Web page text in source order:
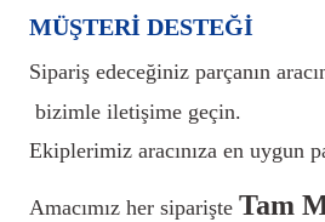
MÜŞTERİ DESTEĞİ
Sipariş edeceğiniz parçanın
bizimle iletişime geçin.
Ekiplerimiz aracınıza en uygun
Amacımız her siparişte Tam